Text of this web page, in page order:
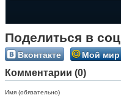
Поделиться в
Вконтакте Мой мир
Комментарии (0)
Имя (обязательно)